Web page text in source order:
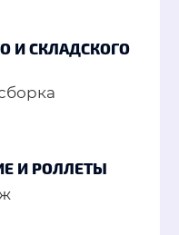
И СКЛАДСКОГО
И РОЛЛЕТЫ